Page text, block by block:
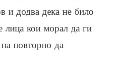
и додва дека не било
лица кои морал да ги
повторно да